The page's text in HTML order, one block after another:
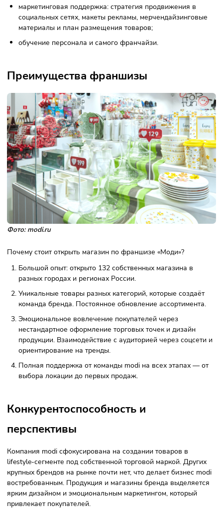
Опытные специалисты компании отвечали абсолютно на
вопросы и сопровождали весь процесс — от заключения
договора и до открытия магазина, что непременно
Мне так понравилось работать с modi, что планирую
Что входит во франшизу
Во франшизу магазина modi входит:
право на использование товарного знака;
подготовка бизнес-плана, сопровождение партнёра
всех этапах;
брендбука компании, дизайн-проект точки;
строительных работ.
особые цены на закупку товаров и оборудования;
централизованный ассортимент;
социальных сетях, макеты рекламы,
материалы и план размещения товаров;
обучение персонала и самого франчайзи.
Преимущества франшизы
Фото: modi.ru